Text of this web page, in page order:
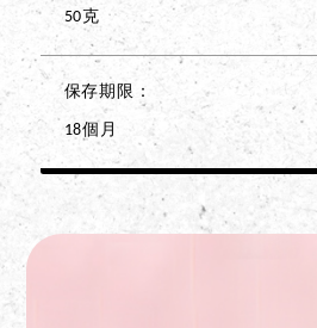
50克
保存期限
18個月